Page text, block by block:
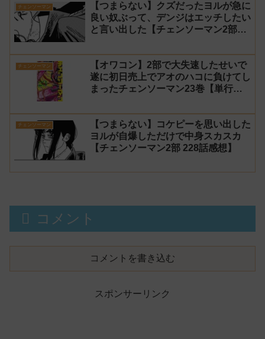
チェンソーマン
【つまらない】クズだったヨルが急に
良い奴ぶって、デンジはエッチしたい
と言い出した【チェンソーマン2部
チェンソーマン
【オワコン】2部で大失速したせいで
遂に初日売上でアオのハコに負けてし
まったチェンソーマン23巻【単行
チェンソーマン
【つまらない】コケピーを思い出した
ヨルが自爆しただけで中身スカスカ
【チェンソーマン2部 228話感想】
コメント
コメントを書き込む
スポンサーリンク